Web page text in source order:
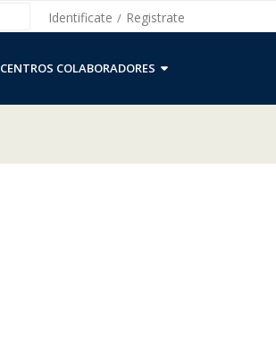
Identificate / Registrate
CENTROS COLABORADORES